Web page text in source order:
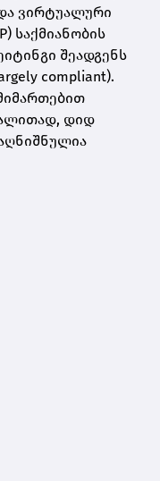
ვირტუალური
საქმიანობის
შეადგენს
compliant).
დიდ